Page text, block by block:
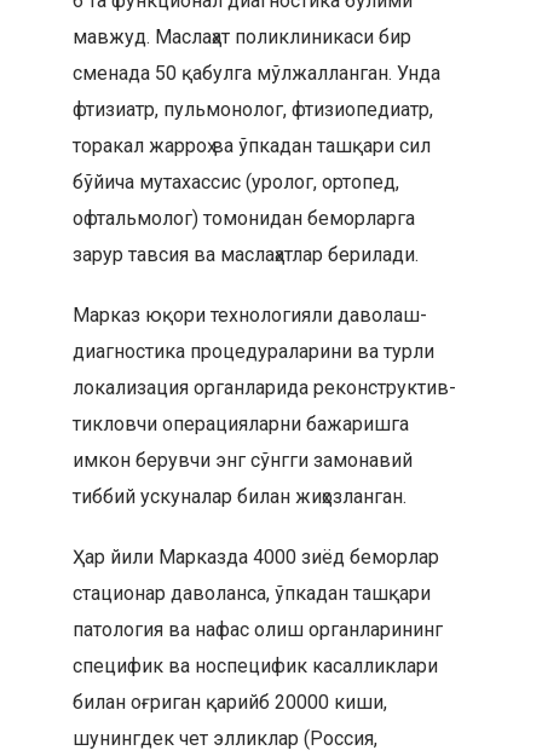
мавжуд. Маслаҳат поликлиникаси бир
сменада 50 қабулга мўлжалланган. Унда
фтизиатр, пульмонолог, фтизиопедиатр,
торакал жарроҳ ва ўпкадан ташқари сил
бўйича мутахассис (уролог, ортопед,
офтальмолог) томонидан беморларга
зарур тавсия ва маслаҳатлар берилади.
Марказ юқори технологияли даволаш-
диагностика процедураларини ва турли
локализация органларида реконструктив-
тикловчи операцияларни бажаришга
имкон берувчи энг сўнгги замонавий
тиббий ускуналар билан жиҳозланган.
Ҳар йили Марказда 4000 зиёд беморлар
стационар даволанса, ўпкадан ташқари
патология ва нафас олиш органларининг
специфик ва носпецифик касалликлари
билан оғриган қарийб 20000 киши,
шунингдек чет элликлар (Россия,